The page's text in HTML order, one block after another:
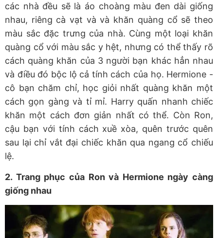
các nhà đều sẽ là áo choàng màu đen dài giống
nhau, riêng cà vạt và và khăn quàng cổ sẽ theo
màu sắc đặc trưng của nhà. Cùng một loại khăn
quàng cổ với màu sắc y hệt, nhưng có thể thấy rõ
cách quàng khăn của 3 người bạn khác hẳn nhau
và điều đó bộc lộ cả tính cách của họ. Hermione -
cô bạn chăm chỉ, học giỏi nhất quàng khăn một
cách gọn gàng và tỉ mỉ. Harry quấn nhanh chiếc
khăn một cách đơn giản nhất có thể. Còn Ron,
cậu bạn với tính cách xuề xòa, quên trước quên
sau lại chỉ vắt đại chiếc khăn qua ngang cổ chiếu
lệ.
2. Trang phục của Ron và Hermione ngày càng
giống nhau